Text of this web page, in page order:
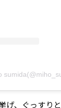
げ、ぐっすり